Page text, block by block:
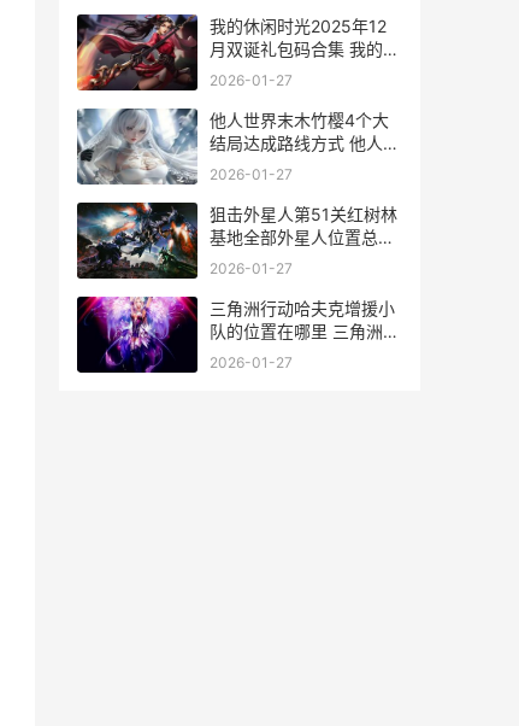
我的休闲时光2025年12
月双诞礼包码合集 我的休
闲时光官网
2026-01-27
他人世界末木竹樱4个大
结局达成路线方式 他人世
界末木竹樱线哪个是好结
2026-01-27
狙击外星人第51关红树林
基地全部外星人位置总结
狙击外星人第四关
2026-01-27
三角洲行动哈夫克增援小
队的位置在哪里 三角洲行
动哈夫克风格装备
2026-01-27